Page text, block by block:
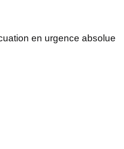
en urgence absolue